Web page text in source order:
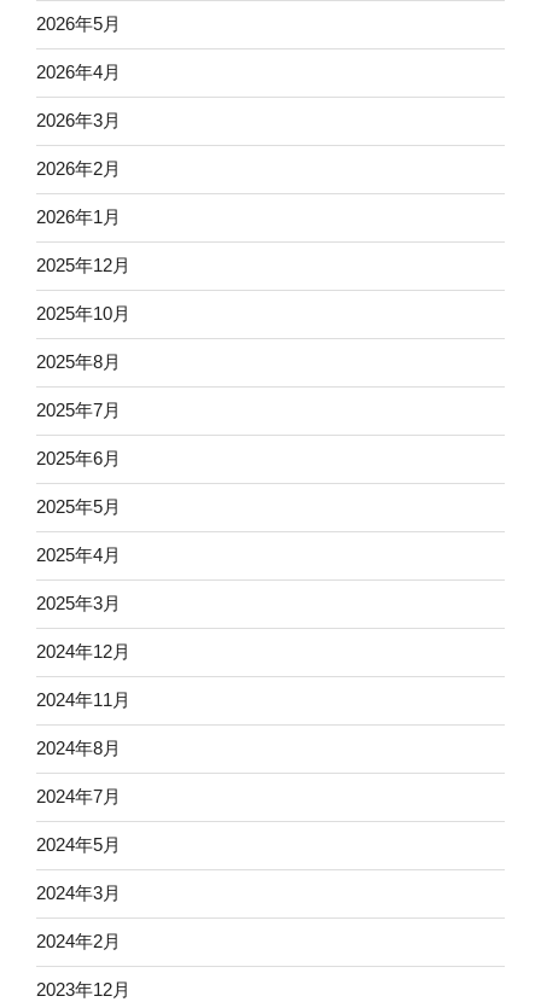
2026年5月
2026年4月
2026年3月
2026年2月
2026年1月
2025年12月
2025年10月
2025年8月
2025年7月
2025年6月
2025年5月
2025年4月
2025年3月
2024年12月
2024年11月
2024年8月
2024年7月
2024年5月
2024年3月
2024年2月
2023年12月